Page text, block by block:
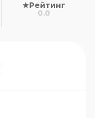
★Рейтинг
0.0